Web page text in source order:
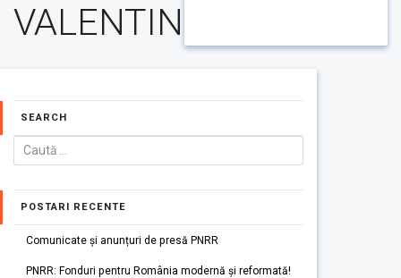
VALENTIN
SEARCH
POSTARI RECENTE
Comunicate și anunțuri de presă PNRR
PNRR: Fonduri pentru România modernă și reformată!